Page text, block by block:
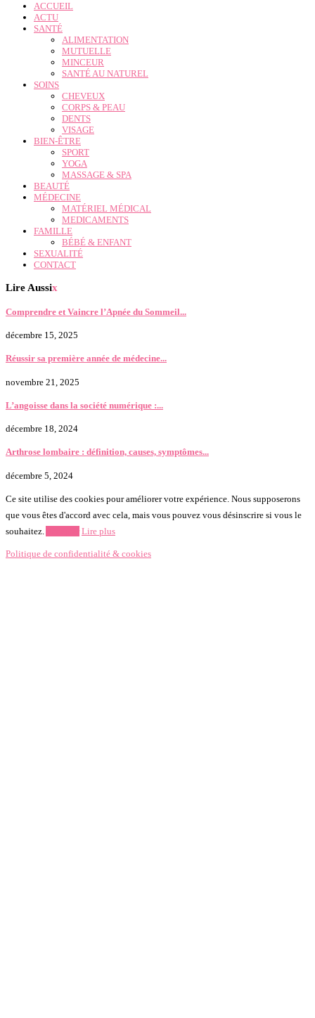
ACCUEIL
ACTU
SANTÉ
ALIMENTATION
MUTUELLE
MINCEUR
SANTÉ AU NATUREL
SOINS
CHEVEUX
CORPS & PEAU
DENTS
VISAGE
BIEN-ÊTRE
SPORT
YOGA
MASSAGE & SPA
BEAUTÉ
MÉDECINE
MATÉRIEL MÉDICAL
MEDICAMENTS
FAMILLE
BÉBÉ & ENFANT
SEXUALITÉ
CONTACT
Lire Aussix
Comprendre et Vaincre l’Apnée du Sommeil...
décembre 15, 2025
Réussir sa première année de médecine...
novembre 21, 2025
L’angoisse dans la société numérique :...
décembre 18, 2024
Arthrose lombaire : définition, causes, symptômes...
décembre 5, 2024
Ce site utilise des cookies pour améliorer votre expérience. Nous supposerons
que vous êtes d'accord avec cela, mais vous pouvez vous désinscrire si vous le
souhaitez.
Lire plus
Politique de confidentialité & cookies